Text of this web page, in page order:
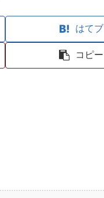
はてブ
コピー